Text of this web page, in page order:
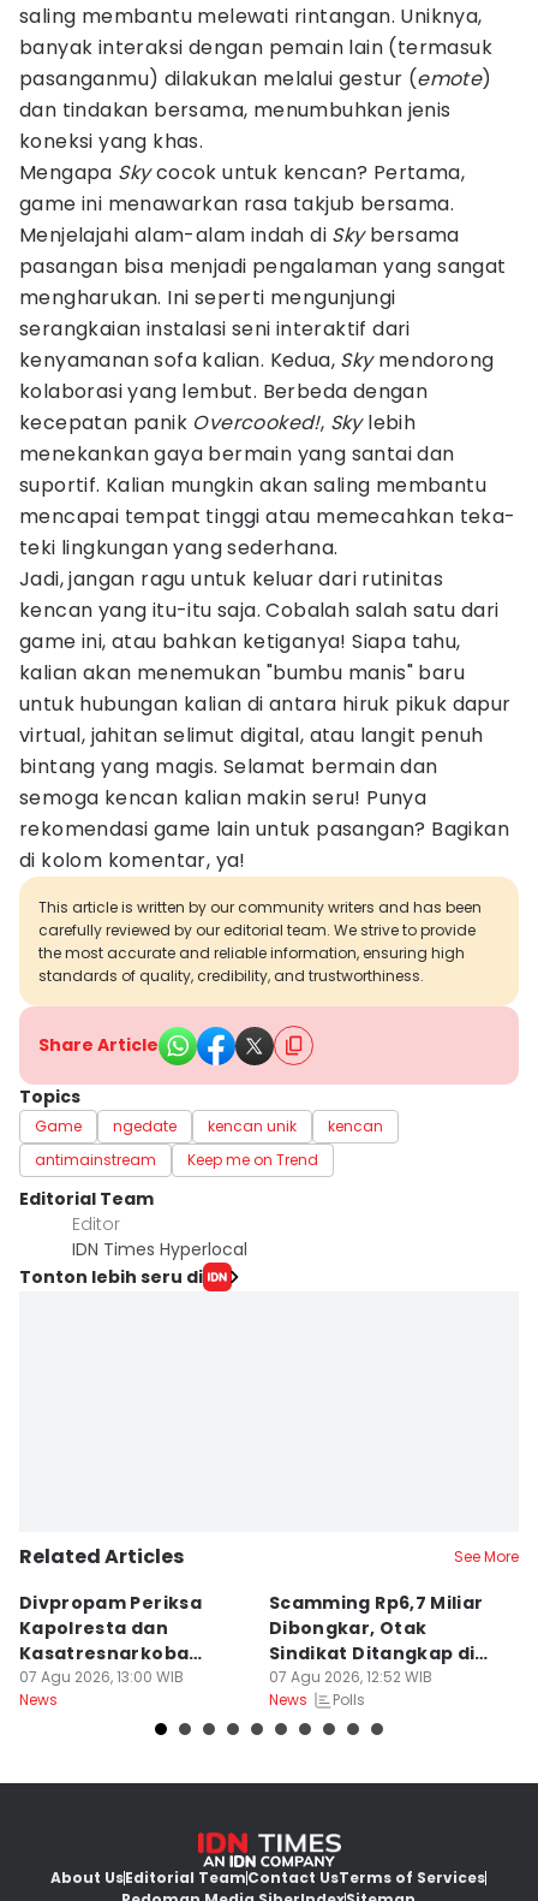
saling membantu melewati rintangan. Uniknya,
banyak interaksi dengan pemain lain (termasuk
pasanganmu) dilakukan melalui gestur (emote)
dan tindakan bersama, menumbuhkan jenis
koneksi yang khas.
Mengapa Skycocok untuk kencan? Pertama,
game ini menawarkan rasa takjub bersama.
Menjelajahi alam-alam indah di Skybersama
pasangan bisa menjadi pengalaman yang sangat
mengharukan. Ini seperti mengunjungi
serangkaian instalasi seni interaktif dari
kenyamanan sofa kalian. Kedua, Skymendorong
kolaborasi yang lembut. Berbeda dengan
kecepatan panik Overcooked!, Skylebih
menekankan gaya bermain yang santai dan
suportif. Kalian mungkin akan saling membantu
mencapai tempat tinggi atau memecahkan teka-
teki lingkungan yang sederhana.
Jadi, jangan ragu untuk keluar dari rutinitas
kencan yang itu-itu saja. Cobalah salah satu dari
game ini, atau bahkan ketiganya! Siapa tahu,
kalian akan menemukan "bumbu manis" baru
untuk hubungan kalian di antara hiruk pikuk dapur
virtual, jahitan selimut digital, atau langit penuh
bintang yang magis. Selamat bermain dan
semoga kencan kalian makin seru! Punya
rekomendasi game lain untuk pasangan? Bagikan
di kolom komentar, ya!
This article is written by our community writers and has been
carefully reviewed by our editorial team. We strive to provide
the most accurate and reliable information, ensuring high
standards of quality, credibility, and trustworthiness.
Share Article
Topics
Game ngedate kencan unik
kencan
antimainstream
Keep me on Trend
Editorial Team
Editor
IDN Times Hyperlocal
Tonton lebih seru di
Related Articles See More
Divpropam Periksa
Kapolresta dan
Kasatresnarkoba
Banda Aceh, Ada Apa?
07 Agu 2026, 13:00 WIB
News
Scamming Rp6,7 Miliar
Dibongkar, Otak
Sindikat Ditangkap di
Medan
07 Agu 2026, 12:52 WIB
News
Polls
About UsEditorial TeamContact UsTerms of Services